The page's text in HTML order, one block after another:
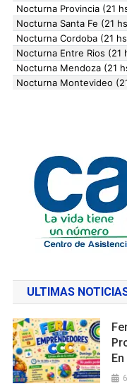
ULTIMAS